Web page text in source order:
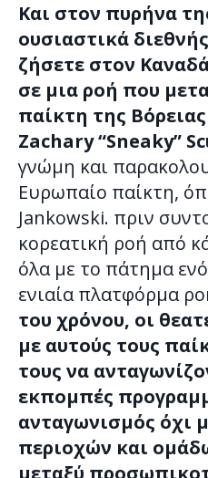
Και στον πυρήνα
ουσιαστικά
ζήσετε στον
σε μια ροή που
παίκτη της
Zachary “Sneaky”
γνώμη και
Ευρωπαίο παίκτη,
Jankowski. πριν
κορεατική ροή από
όλα με το πάτημα
ενιαία πλατφόρμα
του χρόνου, οι
με αυτούς τους
τους να
εκπομπές
ανταγωνισμός όχι
περιοχών και